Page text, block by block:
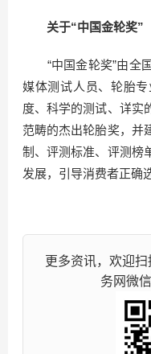
关于“中国金轮奖”
“中国金轮奖”由全国
媒体测试人员、轮胎
度、科学的测试、详实
范畴的杰出轮胎奖，并
制、评测标准、评测榜
发展，引导消费者正确
更多资讯，欢迎
务网微